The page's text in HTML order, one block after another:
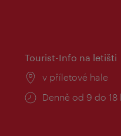
Tourist-Info na letišti
Místo:
v příletové hale
Provozní
Denně od 9 do 18